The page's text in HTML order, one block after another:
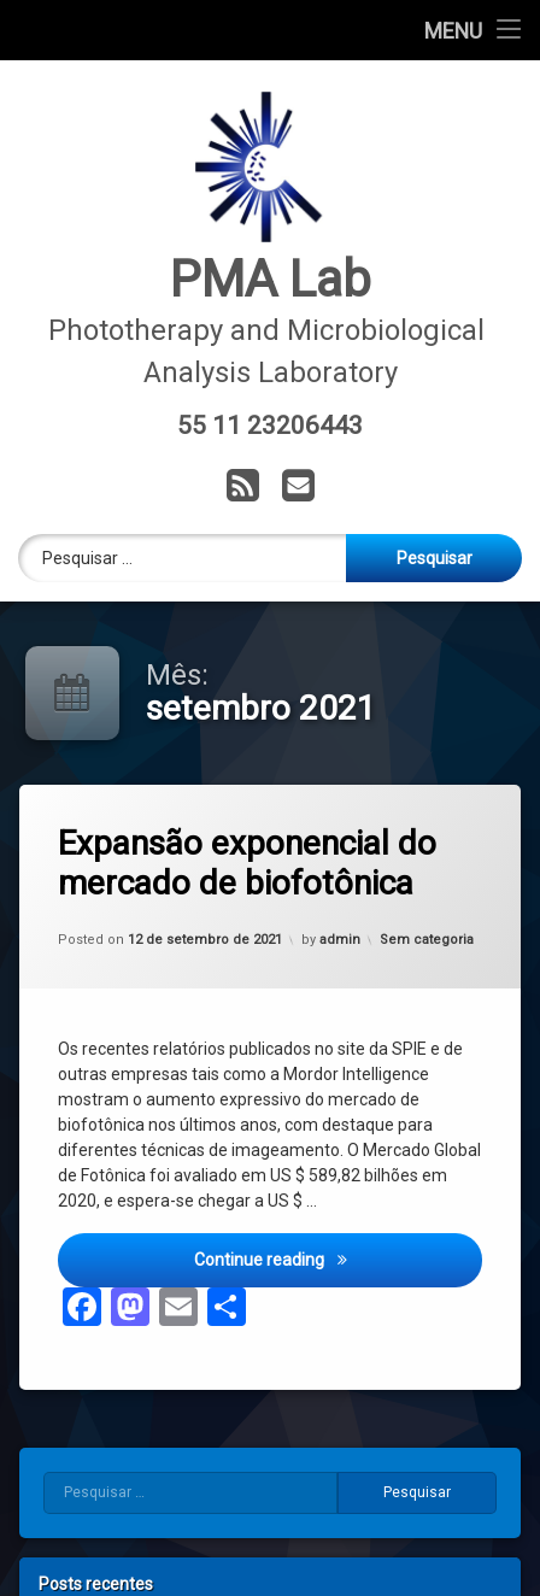
MENU
Colaborações
Técnicas ópticas
Egressos
Notícias
Contato
Links importantes
Agenda
PMA Lab
Phototherapy and Microbiological
Analysis Laboratory
55 11 23206443
RSS E-mail
Pesquisar por:
Mês:
setembro 2021
Expansão exponencial do
mercado de biofotônica
Posted on 12 de setembro de 2021
Updated on 12 de setembro de 2021
by admin Categories:
Sem categoria
Os recentes relatórios publicados no site da SPIE e de
outras empresas tais como a Mordor Intelligence
mostram o aumento expressivo do mercado de
biofotônica nos últimos anos, com destaque para
diferentes técnicas de imageamento. O Mercado Global
de Fotônica foi avaliado em US $ 589,82 bilhões em
2020, e espera-se chegar a US $ …
Continue reading Expansão exponencial do
Facebook
Mastodon
Email
a
Comment
on
Expansão
do
Posts recentes